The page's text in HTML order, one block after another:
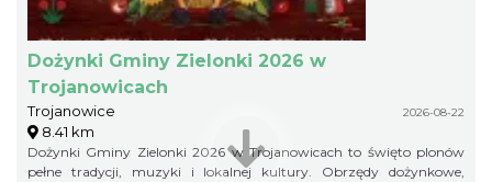
Dożynki Gminy Zielonki 2026 w
Trojanowicach
Trojanowice 2026-08-22
8.41 km
Dożynki Gminy Zielonki 2026 w Trojanowicach to święto plonów
pełne tradycji, muzyki i lokalnej kultury. Obrzędy dożynkowe,